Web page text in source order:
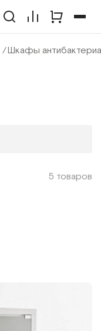
Шкафы
5 товаров